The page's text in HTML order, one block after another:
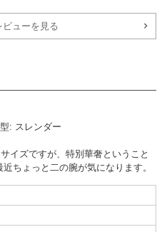
使用時期 :10月
ビューを見る
: スレンダー
イズですが、特別華奢ということ
ちょっと二の腕が気になります。